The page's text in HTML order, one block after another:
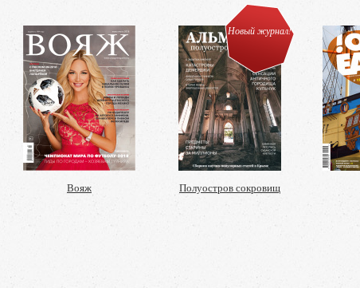
Вояж
Новый журнал!
Полуостров сокровищ